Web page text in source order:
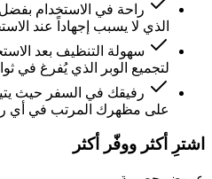
راحة في الاستخدام بفضل
الذي لا يسبب إجهاداً عند
سهولة التنظيف بعد
لتجميع الوبر الذي يُفرغ في
رفيقك في السفر حيث
على مظهرك المرتب في أي
اشترِ أكثر ووفّر أكثر